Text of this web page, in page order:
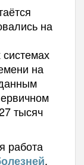
на
на
тысяч
работа
.